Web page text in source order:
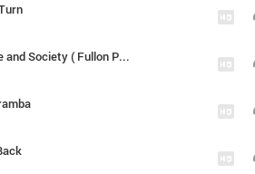
Nature and Society ( Fullon Psychedelic Trance )